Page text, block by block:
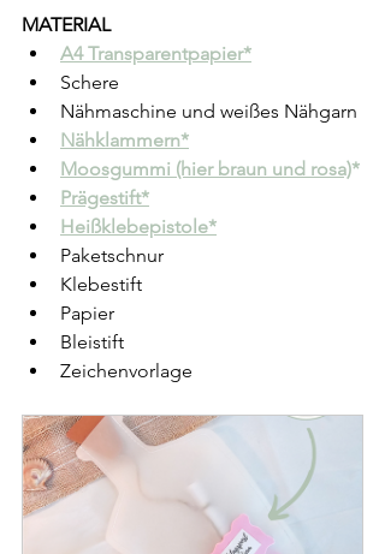
MATERIAL
A4 Transparentpapier*
Schere
Nähmaschine und weißes Nähgarn
Nähklammern*
Moosgummi (hier braun und rosa)*
Prägestift*
Heißklebepistole*
Paketschnur
Klebestift
Papier
Bleistift
Zeichenvorlage